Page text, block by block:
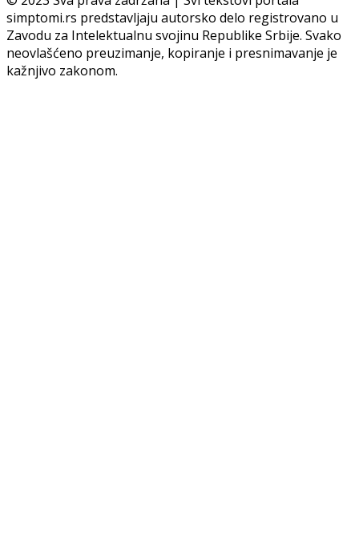
simptomi.rs predstavljaju autorsko delo registrovano u
Zavodu za Intelektualnu svojinu Republike Srbije. Svako
neovlašćeno preuzimanje, kopiranje i presnimavanje je
kažnjivo zakonom.